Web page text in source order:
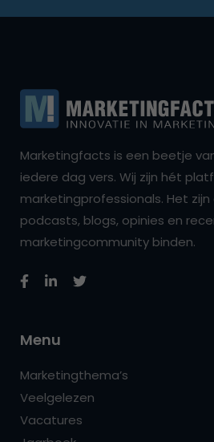
Marketingfacts is een beetje
iedere dag vers. Wij zijn hét
marketingprofessionals. Het zijn
podcasts, blogs, opinies en
marketingcommunity binden.
Menu
Marketingthema’s
Veelgelezen
Vacatures